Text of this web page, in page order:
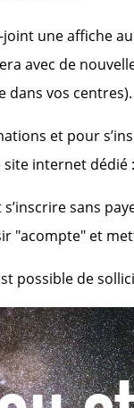
une affiche
avec de
dans vos centres).
et pour
internet dédié :
sans
"acompte" et
possible de